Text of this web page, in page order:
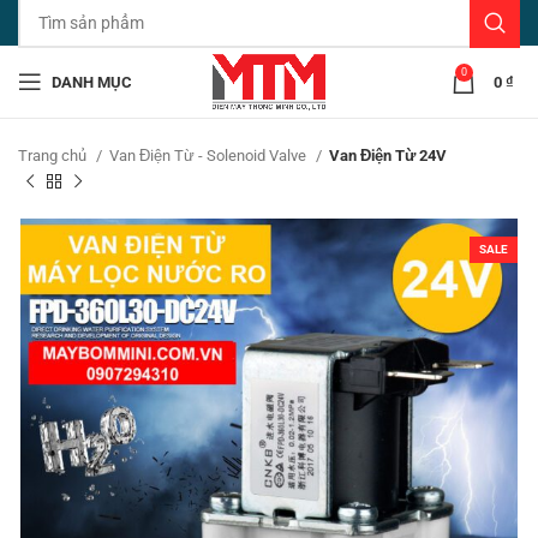
DANH MỤC
0
0 ₫
Trang chủ Van Điện Từ - Solenoid Valve Van Điện Từ 24V
SALE